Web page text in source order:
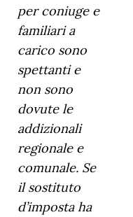
per coniuge e
familiari a
carico sono
spettanti e
non sono
dovute le
addizionali
regionale e
comunale. Se
il sostituto
d’imposta ha